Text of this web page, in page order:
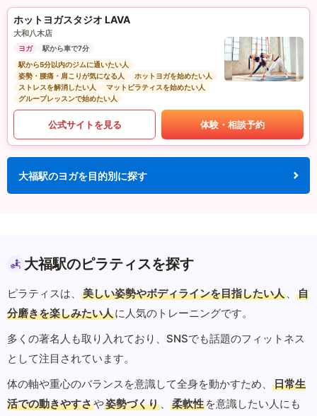
ホットヨガスタジオ LAVA
大和八木店
ヨガ
駅から車で7分
駅から5分以内のジムに通いたい人
姿勢・腰痛・肩こりが気になる人
ホットヨガを始めたい人
ストレスを解消したい人
マットピラティスを始めたい人
グループレッスンで始めたい人
公式サイトを見る 体験・相談予約
大福駅のヨガを目的別に探す
大福駅のピラティスを探す
ピラティスは、 美しい姿勢やボディラインを目指したい人 、
自
分磨きを楽しみたい人に人気のトレーニングです。
多くの著名人も取り入れており、SNSでも話題のフィットネス
として注目されています。
体の軸や重心のバランスを意識して全身を動かすため、
日常生
活での動きやすさや姿勢づくり 、 柔軟性 を意識したい人にも